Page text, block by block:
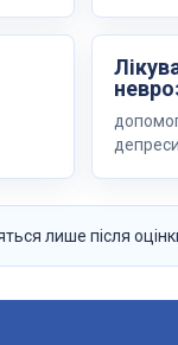
лише після